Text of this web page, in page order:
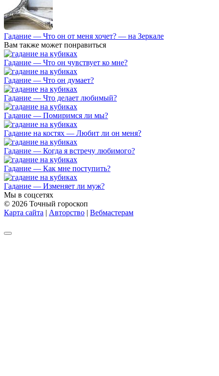
Гадание — Что он от меня хочет? — на Зеркале
Вам также может понравиться
Гадание — Что он чувствует ко мне?
Гадание — Что он думает?
Гадание — Что делает любимый?
Гадание — Помиримся ли мы?
Гадание на костях — Любит ли он меня?
Гадание — Когда я встречу любимого?
Гадание — Как мне поступить?
Гадание — Изменяет ли муж?
Мы в соцсетях
© 2026 Точный гороскоп
Карта сайта | Авторство | Вебмастерам